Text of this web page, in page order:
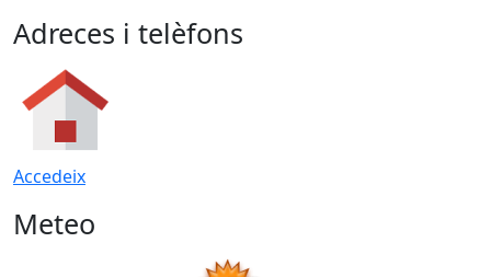
Adreces i telèfons
Accedeix
Meteo